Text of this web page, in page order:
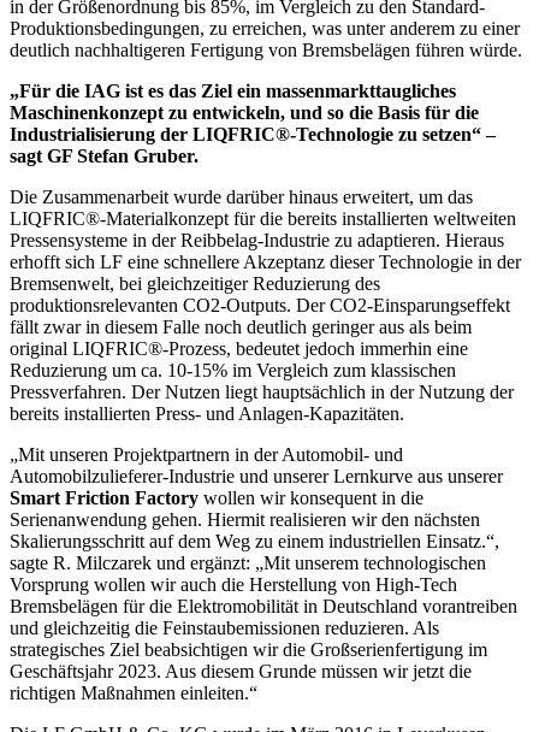
in der Größenordnung bis 85%, im Vergleich zu den Standard-
Produktionsbedingungen, zu erreichen, was unter anderem zu einer
deutlich nachhaltigeren Fertigung von Bremsbelägen führen würde.
„Für die IAG ist es das Ziel ein massenmarkttaugliches
Maschinenkonzept zu entwickeln, und so die Basis für die
Industrialisierung der LIQFRIC®-Technologie zu setzen“ –
sagt GF Stefan Gruber.
Die Zusammenarbeit wurde darüber hinaus erweitert, um das
LIQFRIC®-Materialkonzept für die bereits installierten weltweiten
Pressensysteme in der Reibbelag-Industrie zu adaptieren. Hieraus
erhofft sich LF eine schnellere Akzeptanz dieser Technologie in der
Bremsenwelt, bei gleichzeitiger Reduzierung des
produktionsrelevanten CO2-Outputs. Der CO2-Einsparungseffekt
fällt zwar in diesem Falle noch deutlich geringer aus als beim
original LIQFRIC®-Prozess, bedeutet jedoch immerhin eine
Reduzierung um ca. 10-15% im Vergleich zum klassischen
Pressverfahren. Der Nutzen liegt hauptsächlich in der Nutzung der
bereits installierten Press- und Anlagen-Kapazitäten.
„Mit unseren Projektpartnern in der Automobil- und
Automobilzulieferer-Industrie und unserer Lernkurve aus unserer
Smart Friction Factory wollen wir konsequent in die
Serienanwendung gehen. Hiermit realisieren wir den nächsten
Skalierungsschritt auf dem Weg zu einem industriellen Einsatz.“,
sagte R. Milczarek und ergänzt: „Mit unserem technologischen
Vorsprung wollen wir auch die Herstellung von High-Tech
Bremsbelägen für die Elektromobilität in Deutschland vorantreiben
und gleichzeitig die Feinstaubemissionen reduzieren. Als
strategisches Ziel beabsichtigen wir die Großserienfertigung im
Geschäftsjahr 2023. Aus diesem Grunde müssen wir jetzt die
richtigen Maßnahmen einleiten.“